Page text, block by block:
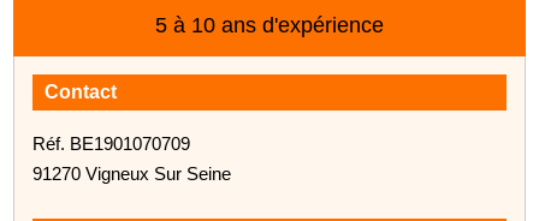
5 à 10 ans d'expérience
Contact
Réf. BE1901070709
91270 Vigneux Sur Seine